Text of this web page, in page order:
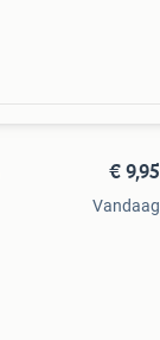
€ 9,95
Vandaag